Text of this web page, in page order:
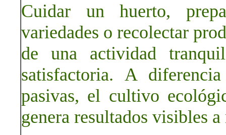
Cuidar un huerto,
variedades o recolectar
de una actividad
satisfactoria. A
pasivas, el cultivo
genera resultados visibles